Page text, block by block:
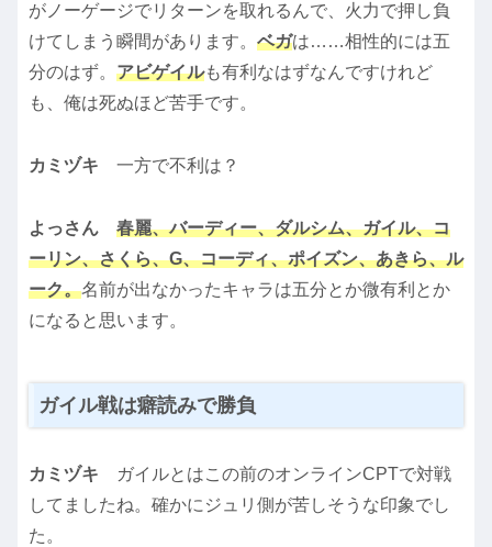
がノーゲージでリターンを取れるんで、火力で押し負
けてしまう瞬間があります。 ベガは……相性的には五
分のはず。 アビゲイルも有利なはずなんですけれど
も、俺は死ぬほど苦手です。
カミヅキ 一方で不利は？
よっさん
春麗、バーディー、ダルシム、ガイル、コ
ーリン、さくら、G、コーディ、ポイズン、あきら、ル
ーク。名前が出なかったキャラは五分とか微有利とか
になると思います。
ガイル戦は癖読みで勝負
カミヅキ ガイルとはこの前のオンラインCPTで対戦
してましたね。確かにジュリ側が苦しそうな印象でし
た。